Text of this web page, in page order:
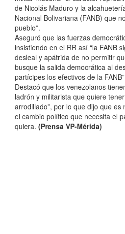
de Nicolás Maduro y la
Nacional Bolivariana (FANB) que
pueblo”.
Aseguró que las fuerzas
insistiendo en el RR así “la FANB
desleal y apátrida de no permitir
busque la salida democrática al
partícipes los efectivos de la
Destacó que los venezolanos
ladrón y militarista que quiere
arrodillado”, por lo que dijo que es
el cambio político que necesita el
quiera. (Prensa VP-Mérida)